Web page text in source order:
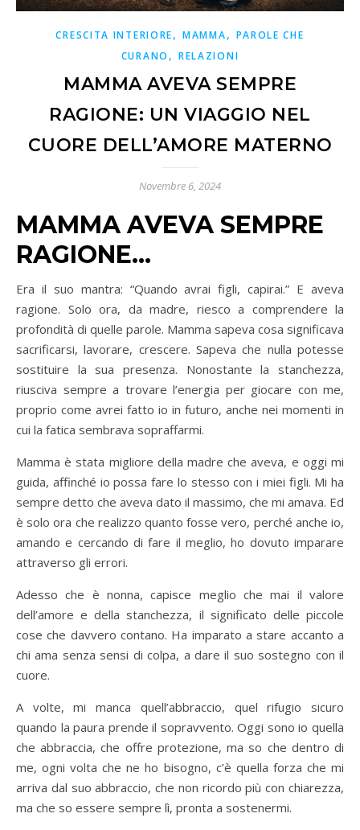
CRESCITA INTERIORE,MAMMA, PAROLE CHE
CURANO , RELAZIONI
MAMMA AVEVA SEMPRE
RAGIONE: UN VIAGGIO NEL
CUORE DELL’AMORE MATERNO
Novembre 6, 2024
MAMMA AVEVA SEMPRE
RAGIONE…
Era il suo mantra: “Quando avrai figli, capirai.” E aveva
ragione. Solo ora, da madre, riesco a comprendere la
profondità di quelle parole. Mamma sapeva cosa significava
sacrificarsi, lavorare, crescere. Sapeva che nulla potesse
sostituire la sua presenza. Nonostante la stanchezza,
riusciva sempre a trovare l’energia per giocare con me,
proprio come avrei fatto io in futuro, anche nei momenti in
cui la fatica sembrava sopraffarmi.
Mamma è stata migliore della madre che aveva, e oggi mi
guida, affinché io possa fare lo stesso con i miei figli. Mi ha
sempre detto che aveva dato il massimo, che mi amava. Ed
è solo ora che realizzo quanto fosse vero, perché anche io,
amando e cercando di fare il meglio, ho dovuto imparare
attraverso gli errori.
Adesso che è nonna, capisce meglio che mai il valore
dell’amore e della stanchezza, il significato delle piccole
cose che davvero contano. Ha imparato a stare accanto a
chi ama senza sensi di colpa, a dare il suo sostegno con il
cuore.
A volte, mi manca quell’abbraccio, quel rifugio sicuro
quando la paura prende il sopravvento. Oggi sono io quella
che abbraccia, che offre protezione, ma so che dentro di
me, ogni volta che ne ho bisogno, c’è quella forza che mi
arriva dal suo abbraccio, che non ricordo più con chiarezza,
ma che so essere sempre lì, pronta a sostenermi.